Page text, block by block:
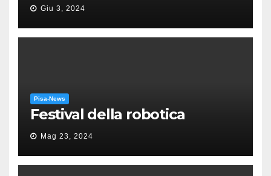
Puccini
Giu 3, 2024
Pisa-News
Festival della robotica
Mag 23, 2024